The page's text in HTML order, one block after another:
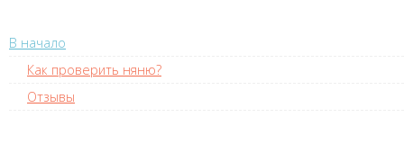
В начало
Как проверить няню?
Отзывы